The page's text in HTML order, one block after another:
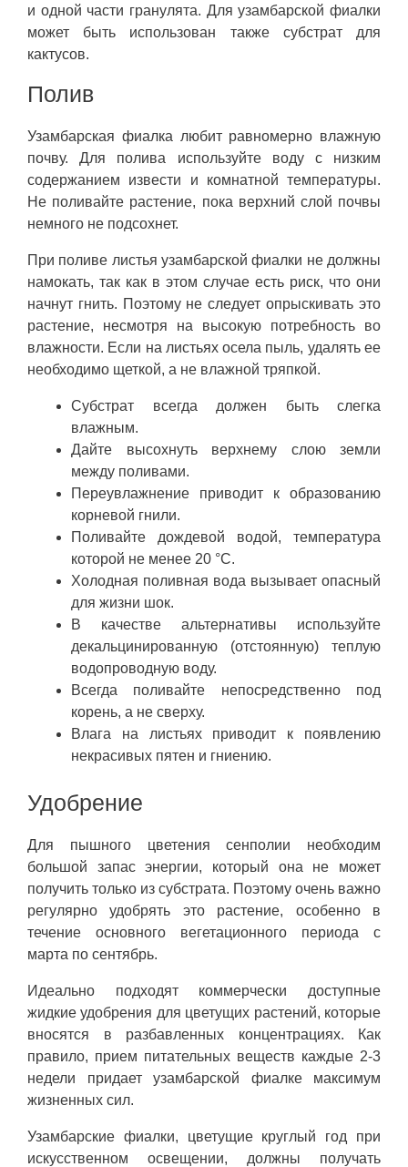
и одной части гранулята. Для узамбарской фиалки
может быть использован также субстрат для
кактусов.
Полив
Узамбарская фиалка любит равномерно влажную
почву. Для полива используйте воду с низким
содержанием извести и комнатной температуры.
Не поливайте растение, пока верхний слой почвы
немного не подсохнет.
При поливе листья узамбарской фиалки не должны
намокать, так как в этом случае есть риск, что они
начнут гнить. Поэтому не следует опрыскивать это
растение, несмотря на высокую потребность во
влажности. Если на листьях осела пыль, удалять ее
необходимо щеткой, а не влажной тряпкой.
Субстрат всегда должен быть слегка
влажным.
Дайте высохнуть верхнему слою земли
между поливами.
Переувлажнение приводит к образованию
корневой гнили.
Поливайте дождевой водой, температура
которой не менее 20 °C.
Холодная поливная вода вызывает опасный
для жизни шок.
В качестве альтернативы используйте
декальцинированную (отстоянную) теплую
водопроводную воду.
Всегда поливайте непосредственно под
корень, а не сверху.
Влага на листьях приводит к появлению
некрасивых пятен и гниению.
Удобрение
Для пышного цветения сенполии необходим
большой запас энергии, который она не может
получить только из субстрата. Поэтому очень важно
регулярно удобрять это растение, особенно в
течение основного вегетационного периода с
марта по сентябрь.
Идеально подходят коммерчески доступные
жидкие удобрения для цветущих растений, которые
вносятся в разбавленных концентрациях. Как
правило, прием питательных веществ каждые 2-3
недели придает узамбарской фиалке максимум
жизненных сил.
Узамбарские фиалки, цветущие круглый год при
искусственном освещении, должны получать